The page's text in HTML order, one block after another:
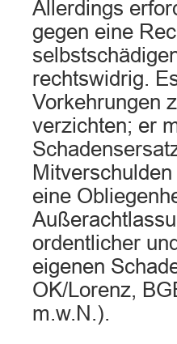
Allerdings
gegen eine
rechtswidrig.
Vorkehrungen
verzichten; er
Mitverschulden
eine
ordentlicher
eigenen
OK/Lorenz,
m.w.N.).